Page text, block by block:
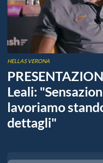
HELLAS VERONA
Leali:
lavoriamo
dettagli"